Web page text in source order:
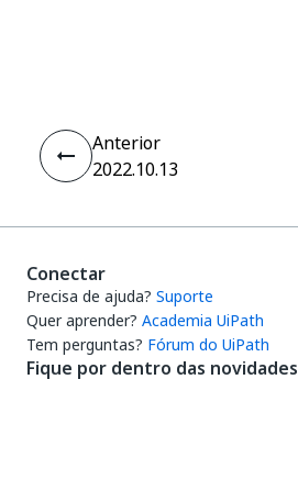
Anterior
2022.10.13
Conectar
Precisa de ajuda? Suporte
Quer aprender? Academia UiPath
Tem perguntas? Fórum do UiPath
Fique por dentro das novidades